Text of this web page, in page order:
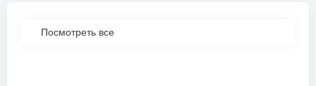
Посмотреть все